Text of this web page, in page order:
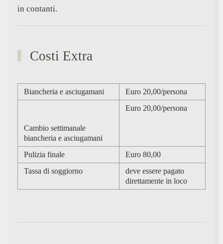
in contanti.
Costi Extra
Biancheria e asciugamani Euro 20,00/persona
Cambio settimanale
biancheria e asciugamani
Euro 20,00/persona
Pulizia finale
Euro 80,00
Tassa di soggiorno
deve essere pagato
direttamente in loco